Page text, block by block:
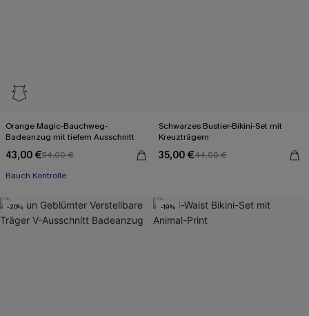
Orange Magic-Bauchweg-
Badeanzug mit tiefem Ausschnitt
43,00 €54,00 €
Bauch Kontrolle
Schwarzes Bustier-Bikini-Set mit
Kreuzträgern
35,00 €44,00 €
-20% -19%